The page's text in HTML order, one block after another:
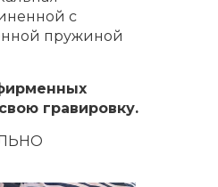
с
пружиной
гравировку.